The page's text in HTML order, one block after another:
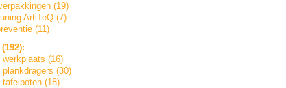
(19)
ning ArtiTeQ (7)
ie (11)
(16)
(30)
(18)